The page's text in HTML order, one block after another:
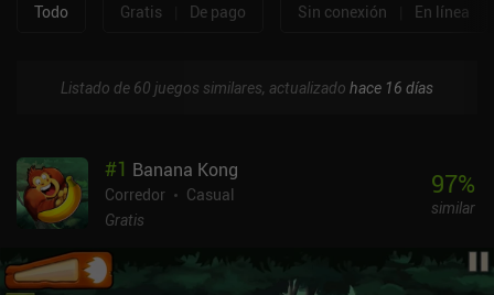
Todo Gratis De pago Sin conexión En línea
Listado de 60 juegos similares, actualizado hace 16 días
#1 Banana Kong
Corredor
Casual
Gratis
97%
similar